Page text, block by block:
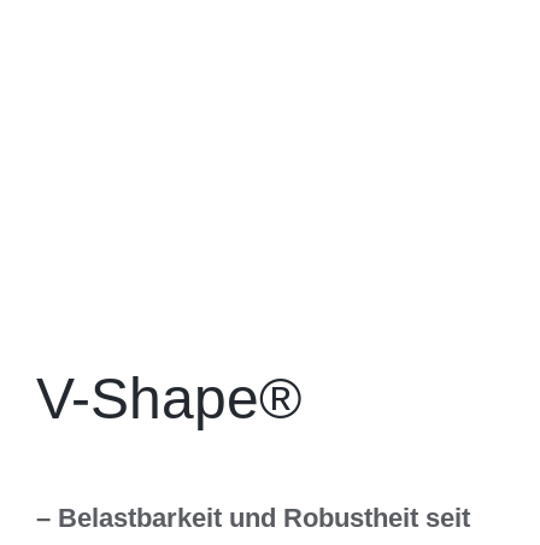
V-Shape®
– Belastbarkeit und Robustheit seit